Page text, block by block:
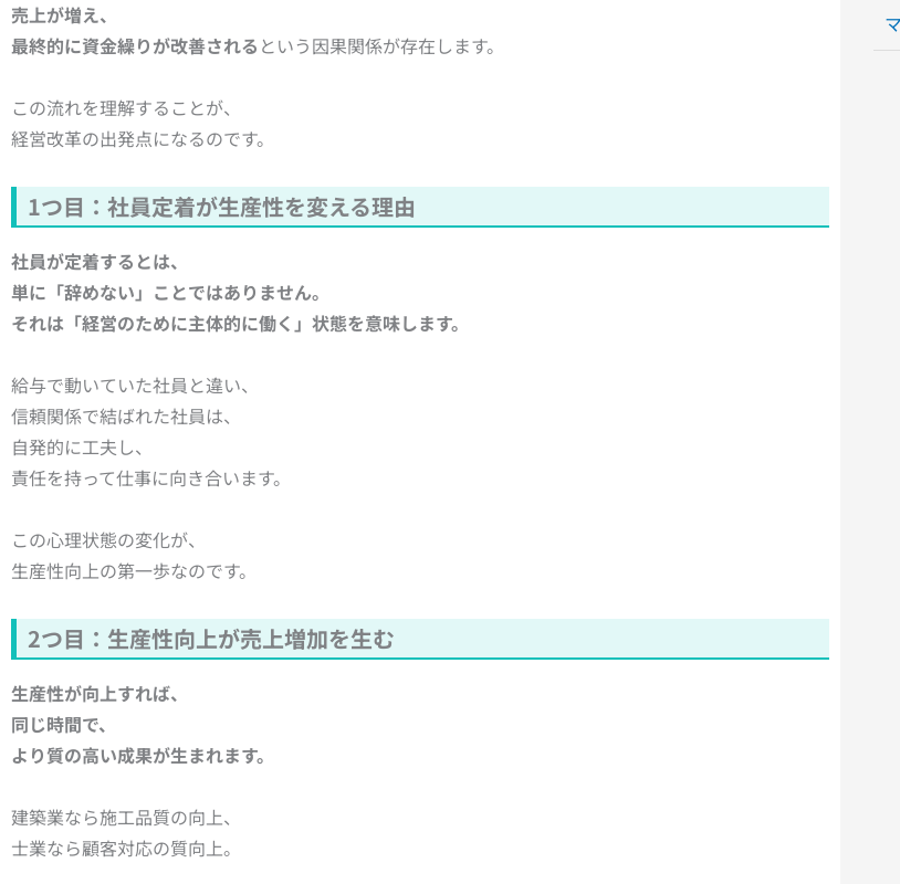
売上が増え、
最終的に資金繰りが改善される という因果関係が存在します。
この流れを理解することが、
経営改革の出発点になるのです。
1つ目：社員定着が生産性を変える理由
社員が定着するとは、
単に「辞めない」ことではありません。
それは「経営のために主体的に働く」状態を意味します。
給与で動いていた社員と違い、
信頼関係で結ばれた社員は、
自発的に工夫し、
責任を持って仕事に向き合います。
この心理状態の変化が、
生産性向上の第一歩なのです。
2つ目：生産性向上が売上増加を生む
生産性が向上すれば、
同じ時間で、
より質の高い成果が生まれます。
建築業なら施工品質の向上、
士業なら顧客対応の質向上。